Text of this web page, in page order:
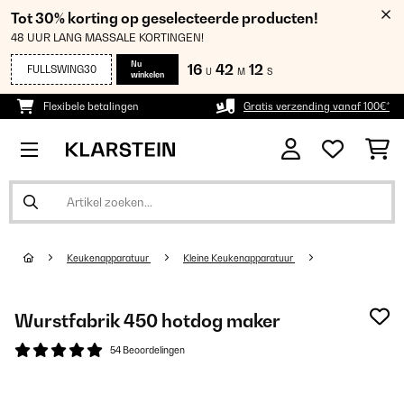
Tot 30% korting op geselecteerde producten!
48 UUR LANG MASSALE KORTINGEN!
FULLSWING30
Nu
winkelen
16 U 42 M 11 S
Flexibele betalingen Gratis verzending vanaf 100€*
Keukenapparatuur Kleine Keukenapparatuur
Wurstfabrik 450 hotdog maker
54 Beoordelingen